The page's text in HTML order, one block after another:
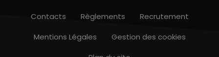
Contacts Règlements
Recrutement
Mentions Légales
Gestion des cookies